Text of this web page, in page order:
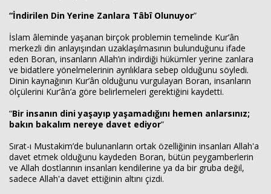
“İndirilen Din Yerine Zanlara Tâbî Olunuyor”
İslam âleminde yaşanan birçok problemin temelinde Kur’ân
merkezli din anlayışından uzaklaşılmasının bulunduğunu ifade
eden Boran, insanların Allah’ın indirdiği hükümler yerine zanlara
ve bidatlere yönelmelerinin ayrılıklara sebep olduğunu söyledi.
Dinin kaynağının Kur’ân olduğunu vurgulayan Boran, insanların
ölçülerini Kur’ân’a göre belirlemeleri gerektiğini kaydetti.
“Bir insanın dini yaşayıp yaşamadığını hemen anlarsınız;
bakın bakalım nereye davet ediyor”
Sırat-ı Mustakim’de bulunanların ortak özelliğinin insanları Allah'a
davet etmek olduğunu kaydeden Boran, bütün peygamberlerin
ve Allah dostlarının insanları kendilerine ya da bir gruba değil,
sadece Allah'a davet ettiğinin altını çizdi.